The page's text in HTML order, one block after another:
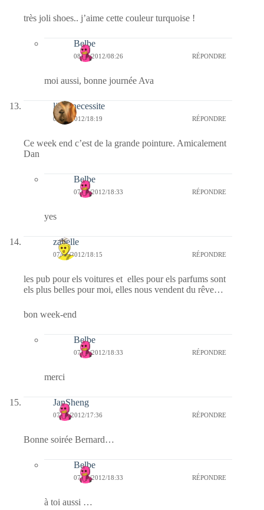
très joli shoes.. j’aime cette couleur turquoise !
Belbe
08/01/2012/08:26 RÉPONDRE
moi aussi, bonne journée Ava
libre necessite
07/01/2012/18:19 RÉPONDRE
Ce week end c’est de la grande pointure. Amicalement
Dan
Belbe
07/01/2012/18:33 RÉPONDRE
yes
zabelle
07/01/2012/18:15 RÉPONDRE
les pub pour els voitures et elles pour els parfums sont
els plus belles pour moi, elles nous vendent du rêve…
bon week-end
Belbe
07/01/2012/18:33 RÉPONDRE
merci
JanSheng
07/01/2012/17:36 RÉPONDRE
Bonne soirée Bernard…
Belbe
07/01/2012/18:33 RÉPONDRE
à toi aussi …